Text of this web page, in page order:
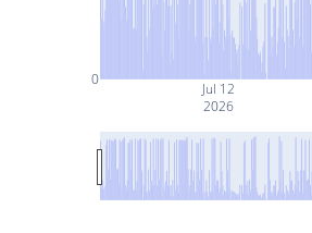
Jul 12
2026
0